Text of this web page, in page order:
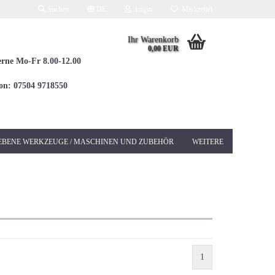
Mo-Fr 8.00-12.00
07504 9718550
Ihr Warenkorb
0,00 EUR
WERKZEUGE / MASCHINEN UND ZUBEHÖR WEITERE
Sanierungsschleifer
SDS-MAX
1